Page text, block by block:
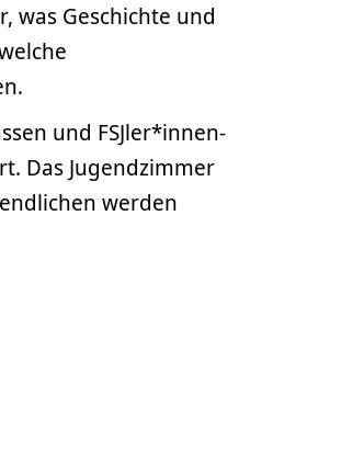
was Geschichte und
und FSJler*innen-
Das Jugendzimmer
werden